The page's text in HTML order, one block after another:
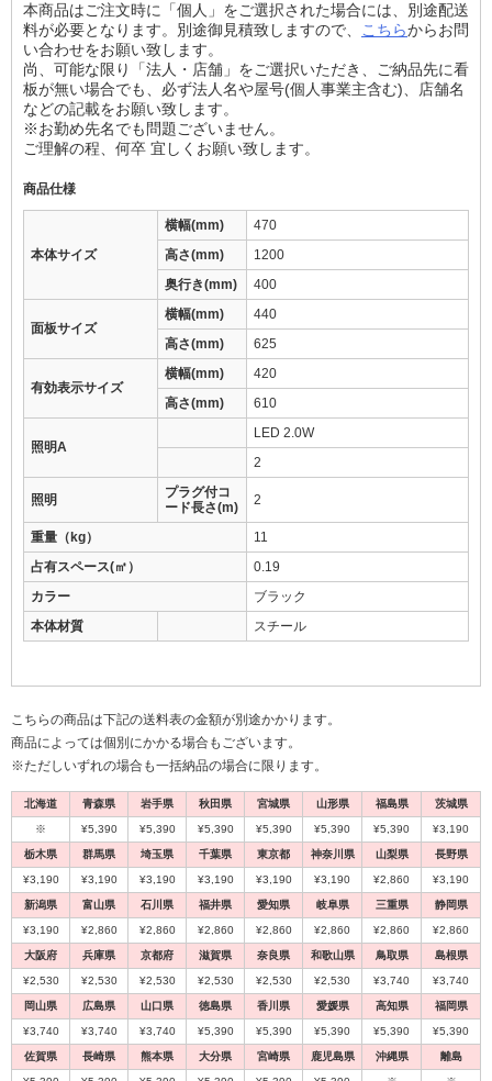
本商品はご注文時に「個人」をご選択された場合には、別途配送
料が必要となります。別途御見積致しますので、
こちらからお問
い合わせをお願い致します。
尚、可能な限り「法人・店舗」をご選択いただき、ご納品先に看
板が無い場合でも、必ず法人名や屋号(個人事業主含む)、店舗名
などの記載をお願い致します。
※お勤め先名でも問題ございません。
ご理解の程、何卒 宜しくお願い致します。
商品仕様
本体サイズ
横幅(mm)
470
高さ(mm)
1200
奥行き(mm)
400
面板サイズ
横幅(mm)
440
高さ(mm)
625
有効表示サイズ
横幅(mm)
420
高さ(mm)
610
照明A
LED 2.0W
2
照明
プラグ付コ
ード長さ(m)
2
重量（kg）
11
占有スペース(㎡）
0.19
カラー
ブラック
本体材質
スチール
こちらの商品は下記の送料表の金額が別途かかります。
商品によっては個別にかかる場合もございます。
※ただしいずれの場合も一括納品の場合に限ります。
北海道 青森県 岩手県 秋田県 宮城県 山形県 福島県 茨城県
※ ¥5,390 ¥5,390 ¥5,390 ¥5,390 ¥5,390 ¥5,390 ¥3,190
栃木県 群馬県 埼玉県 千葉県 東京都 神奈川県 山梨県 長野県
¥3,190 ¥3,190 ¥3,190 ¥3,190 ¥3,190 ¥3,190 ¥2,860 ¥3,190
新潟県 富山県 石川県 福井県 愛知県 岐阜県 三重県 静岡県
¥3,190 ¥2,860 ¥2,860 ¥2,860 ¥2,860 ¥2,860 ¥2,860 ¥2,860
大阪府 兵庫県 京都府 滋賀県 奈良県 和歌山県 鳥取県 島根県
¥2,530 ¥2,530 ¥2,530 ¥2,530 ¥2,530 ¥2,530 ¥3,740 ¥3,740
岡山県 広島県 山口県 徳島県 香川県 愛媛県 高知県 福岡県
¥3,740 ¥3,740 ¥3,740 ¥5,390 ¥5,390 ¥5,390 ¥5,390 ¥5,390
佐賀県 長崎県 熊本県 大分県 宮崎県 鹿児島県 沖縄県 離島